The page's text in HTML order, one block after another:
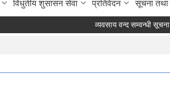
विधुतीय शुसासन सेवा प्रतिवेदन सूचना तथा
व्यवसाय वन्द सम्वन्धी सूचना